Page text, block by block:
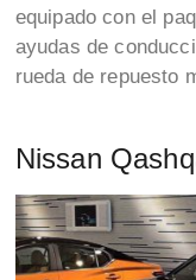
equipado con el
ayudas de
rueda de repuesto
Nissan